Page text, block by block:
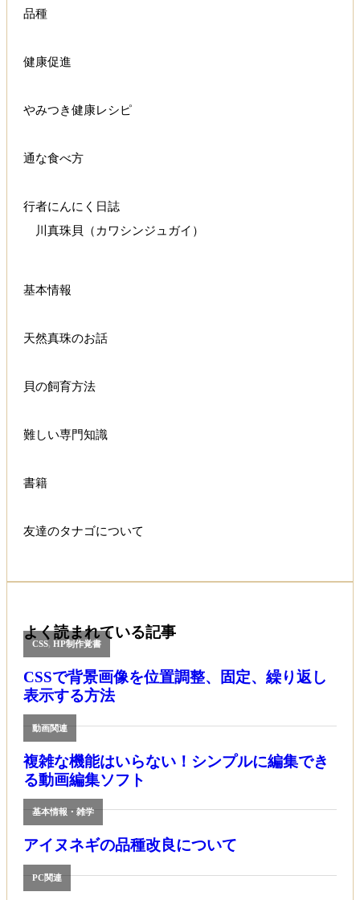
品種
健康促進
やみつき健康レシピ
通な食べ方
行者にんにく日誌
川真珠貝（カワシンジュガイ）
基本情報
天然真珠のお話
貝の飼育方法
難しい専門知識
書籍
友達のタナゴについて
よく読まれている記事
CSS,HP制作覚書
CSSで背景画像を位置調整、固定、繰り返し
表示する方法
動画関連
複雑な機能はいらない！シンプルに編集でき
る動画編集ソフト
基本情報・雑学
アイヌネギの品種改良について
PC関連